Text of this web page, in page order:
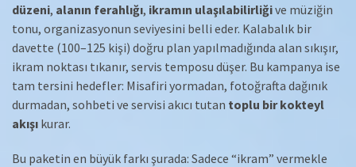
düzeni, alanın ferahlığı, ikramın ulaşılabilirliğive müziğin
tonu, organizasyonun seviyesini belli eder. Kalabalık bir
davette (100–125 kişi) doğru plan yapılmadığında alan sıkışır,
ikram noktası tıkanır, servis temposu düşer. Bu kampanya ise
tam tersini hedefler: Misafiri yormadan, fotoğrafta dağınık
durmadan, sohbeti ve servisi akıcı tutan toplu bir kokteyl
akışı kurar.
Bu paketin en büyük farkı şurada: Sadece “ikram” vermekle